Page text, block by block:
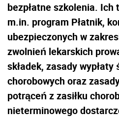
bezpłatne szkolenia.
m.in. program Płatnik,
ubezpieczonych w
zwolnień lekarskich
składek, zasady wypłaty
chorobowych oraz
potrąceń z zasiłku
nieterminowego